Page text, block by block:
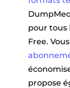
pour tous
Free.
propose